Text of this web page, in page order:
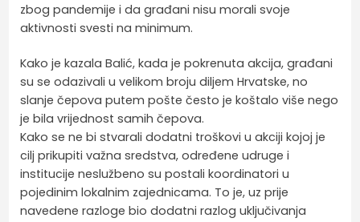
zbog pandemije i da građani nisu morali svoje
aktivnosti svesti na minimum.
Kako je kazala Balić, kada je pokrenuta akcija, građani
su se odazivali u velikom broju diljem Hrvatske, no
slanje čepova putem pošte često je koštalo više nego
je bila vrijednost samih čepova.
Kako se ne bi stvarali dodatni troškovi u akciji kojoj je
cilj prikupiti važna sredstva, određene udruge i
institucije neslužbeno su postali koordinatori u
pojedinim lokalnim zajednicama. To je, uz prije
navedene razloge bio dodatni razlog uključivanja